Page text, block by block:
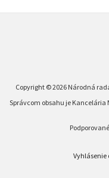
Copyright © 2026 Národná
Správcom obsahu je
Vyhlásenie